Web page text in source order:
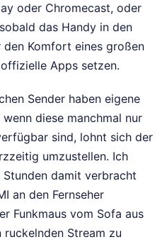
oder Chromecast, oder
das Handy in den
Komfort eines großen
Apps setzen.
Sender haben eigene
diese manchmal nur
sind, lohnt sich der
umzustellen. Ich
Stunden damit verbracht
an den Fernseher
Funkmaus vom Sofa aus
ruckelnden Stream zu